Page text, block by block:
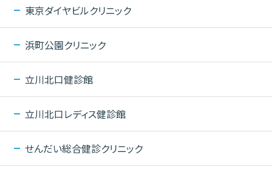
東京ダイヤビルクリニック
浜町公園クリニック
立川北口健診館
立川北口レディス健診館
せんだい総合健診クリニック